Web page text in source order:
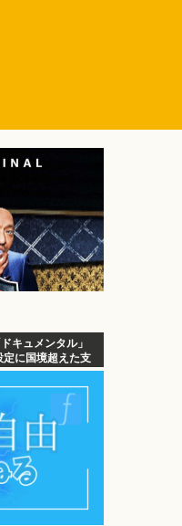
キュメンタル」
に国境超えた支